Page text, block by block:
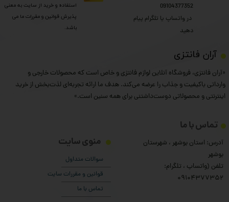
​آران فانتزی
«آران فانتزی، فروشگاه آنلاین لوازم فانتزی و خاص است که محصولات خارجی و
وارداتی باکیفیت و جذاب را عرضه می‌کند. هدف ما ارائه تجربه‌ای لذت‌بخش از خرید
اینترنتی و محصولاتی دوست‌داشتنی برای همه سنین است.»
منوی سایت
سوالات متداول
قوانین و مقررات سایت
تماس با ما
تماس با ما
آدرس: استان بوشهر ، شهرستان
بوشهر
تلفن (واتساپ ، تلگرام:
۰9104377352
09104377352
​​​​​​​ در واتساپ یا تلگرام پیام
دهید
استفاده و خرید از سایت به معنی
پذیرش قوانین و مقررات ما می
باشد.